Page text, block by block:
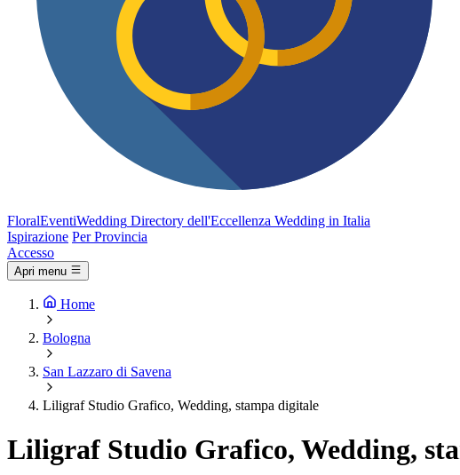
FloralEventiWedding Directory dell'Eccellenza Wedding in Italia
Ispirazione Per Provincia
Accesso
Apri menu
Home
Bologna
San Lazzaro di Savena
Liligraf Studio Grafico, Wedding, stampa digitale
Liligraf Studio Grafico, Wedding,